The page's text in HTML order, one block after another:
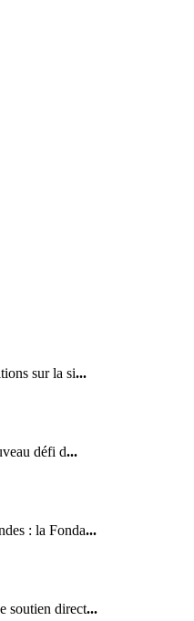
sur la si...
défi d...
: la Fonda...
soutien direct...